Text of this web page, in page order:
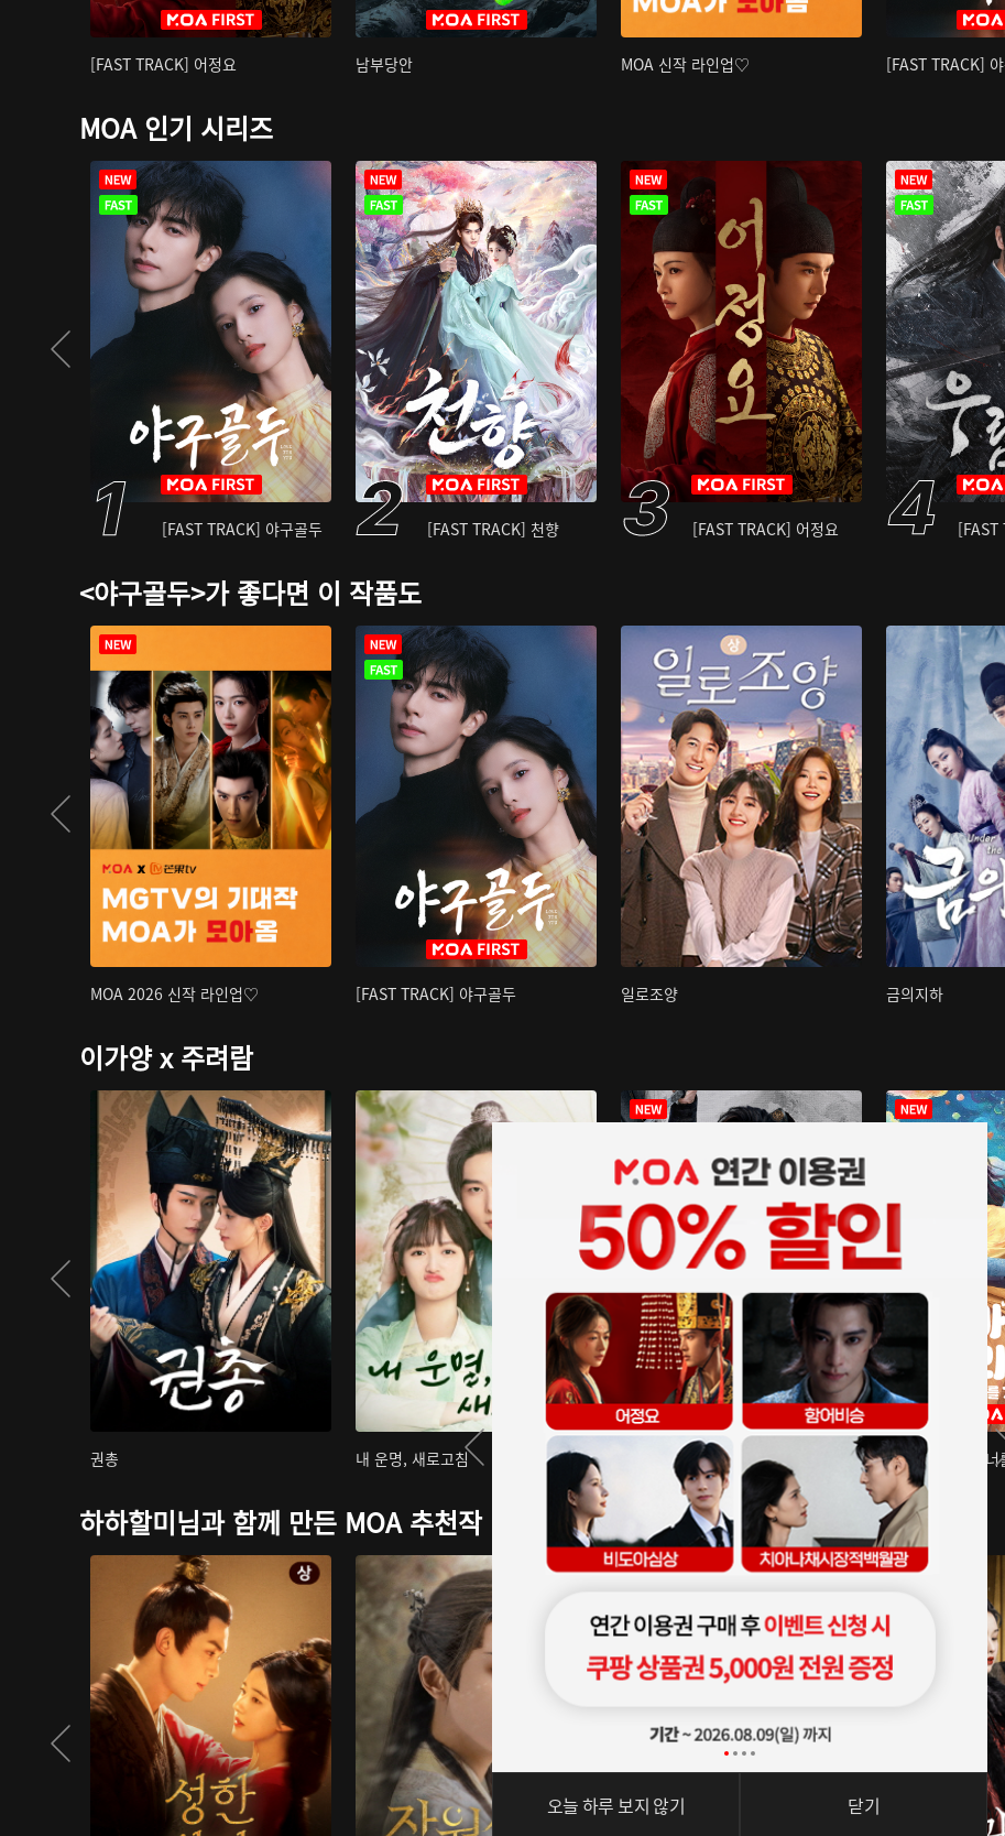
[FAST TRACK] 어정요 남부당안 MOA 신작 라인업♡ [FAST TRACK]
MOA 인기 시리즈
[FAST TRACK] 야구골두 [FAST TRACK] 천향 [FAST TRACK] 어정요 [FAST
<야구골두>가 좋다면 이 작품도
MOA 2026 신작 라인업♡ [FAST TRACK] 야구골두 일로조양 금의지하
이가양 x 주려람
권총 내 운명, 새로고침 아재저리등니 : 너
하하할미님과 함께 만든 MOA 추천작
오늘 하루 보지 않기 닫기